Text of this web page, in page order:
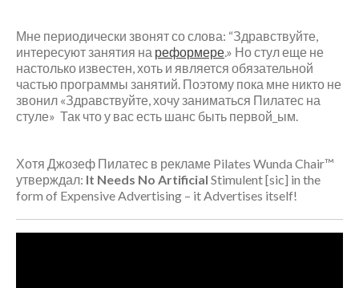
Войти
Лента записей
WordPress.org
Мне периодически звонят со слова: “Здравствуйте,
интересуют занятия на реформере.» Но стул еще не
настолько известен, хоть и является обязательной
частью программы занятий. Поэтому пока мне никто не
звонил «Здравствуйте, хочу заниматься Пилатес на
стуле» Так что у вас есть шанс быть первой_ым.
Хотя Джозеф Пилатес в рекламе Pilates Wunda Chair™
утверждал: It Needs No Artificial Stimulent [sic] in the
form of Expensive Advertising – it Advertises itself!